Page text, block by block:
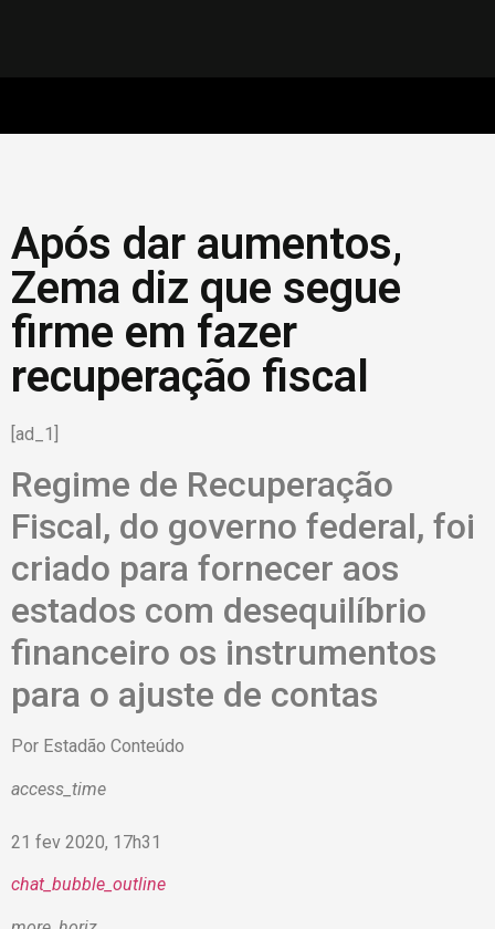
Após dar aumentos,
Zema diz que segue
firme em fazer
recuperação fiscal
[ad_1]
Regime de Recuperação
Fiscal, do governo federal, foi
criado para fornecer aos
estados com desequilíbrio
financeiro os instrumentos
para o ajuste de contas
Por Estadão Conteúdo
access_time
21 fev 2020, 17h31
chat_bubble_outline